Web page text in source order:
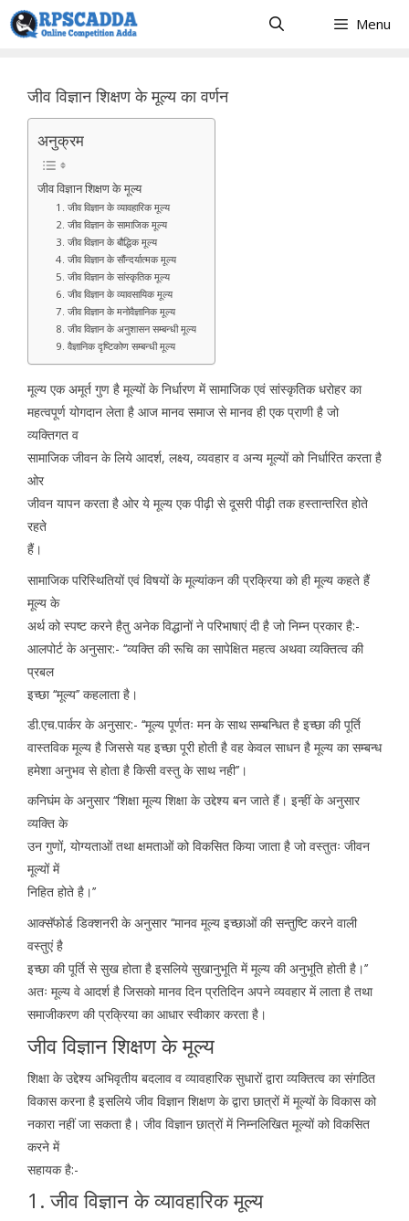
Skip
to
Menu
जीव विज्ञान शिक्षण के मूल्य का वर्णन
अनुक्रम
जीव विज्ञान शिक्षण के मूल्य
1. जीव विज्ञान के व्यावहारिक मूल्य
2. जीव विज्ञान के सामाजिक मूल्य
3. जीव विज्ञान के बौद्धिक मूल्य
4. जीव विज्ञान के सौंन्दर्यात्मक मूल्य
5. जीव विज्ञान के सांस्कृतिक मूल्य
6. जीव विज्ञान के व्यावसायिक मूल्य
7. जीव विज्ञान के मनोवैज्ञानिक मूल्य
8. जीव विज्ञान के अनुशासन सम्बन्धी मूल्य
9. वैज्ञानिक दृष्टिकोण सम्बन्धी मूल्य
मूल्य एक अमूर्त गुण है मूल्यों के निर्धारण में सामाजिक एवं सांस्कृतिक धरोहर का
महत्वपूर्ण योगदान लेता है आज मानव समाज से मानव ही एक प्राणी है जो
व्यक्तिगत व
सामाजिक जीवन के लिये आदर्श, लक्ष्य, व्यवहार व अन्य मूल्यों को निर्धारित करता है
ओर
जीवन यापन करता है ओर ये मूल्य एक पीढ़ी से दूसरी पीढ़ी तक हस्तान्तरित होते
रहते
हैं।
सामाजिक परिस्थितियों एवं विषयों के मूल्यांकन की प्रक्रिया को ही मूल्य कहते हैं
मूल्य के
अर्थ को स्पष्ट करने हैतु अनेक विद्धानों ने परिभाषाएं दी है जो निम्न प्रकार है:-
आलपोर्ट के अनुसार:- ‘‘व्यक्ति की रूचि का सापेक्षित महत्व अथवा व्यक्तित्व की
प्रबल
इच्छा ‘‘मूल्य’’ कहलाता है।
डी.एच.पार्कर के अनुसार:- ‘‘मूल्य पूर्णतः मन के साथ सम्बन्धित है इच्छा की पूर्ति
वास्तविक मूल्य है जिससे यह इच्छा पूरी होती है वह केवल साधन है मूल्य का सम्बन्ध
हमेशा अनुभव से होता है किसी वस्तु के साथ नही’’।
कनिघंम के अनुसार ‘‘शिक्षा मूल्य शिक्षा के उद्देश्य बन जाते हैं। इन्हीं के अनुसार
व्यक्ति के
उन गुणों, योग्यताओं तथा क्षमताओं को विकसित किया जाता है जो वस्तुतः जीवन
मूल्यों में
निहित होते है।’’
आक्सॅफोर्ड डिक्शनरी के अनुसार ‘‘मानव मूल्य इच्छाओं की सन्तुष्टि करने वाली
वस्तुएं है
इच्छा की पूर्ति से सुख होता है इसलिये सुखानुभूति में मूल्य की अनुभूति होती है।’’
अतः मूल्य वे आदर्श है जिसको मानव दिन प्रतिदिन अपने व्यवहार में लाता है तथा
समाजीकरण की प्रक्रिया का आधार स्वीकार करता है।
जीव विज्ञान शिक्षण के मूल्य
शिक्षा के उद्देश्य अभिवृतीय बदलाव व व्यावहारिक सुधारों द्वारा व्यक्तित्व का संगठित
विकास करना है इसलिये जीव विज्ञान शिक्षण के द्वारा छात्रों में मूल्यों के विकास को
नकारा नहीं जा सकता है। जीव विज्ञान छात्रों में निम्नलिखित मूल्यों को विकसित
करने में
सहायक है:-
1. जीव विज्ञान के व्यावहारिक मूल्य